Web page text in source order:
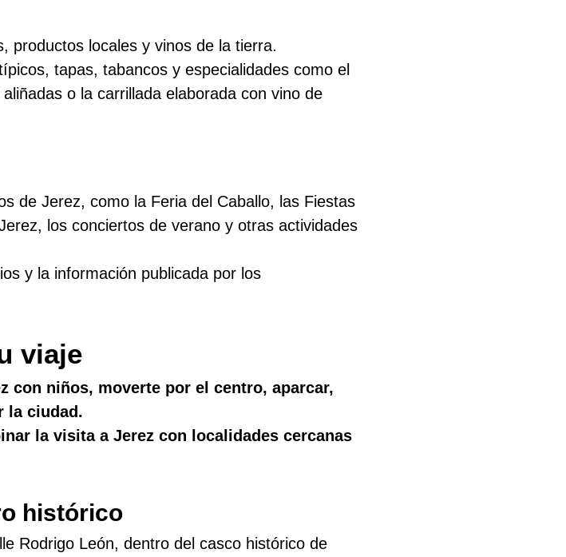
productos locales y vinos de la tierra.
tapas, tabancos y especialidades como el
o la carrillada elaborada con vino de
de Jerez, como la Feria del Caballo, las Fiestas
los conciertos de verano y otras actividades
y la información publicada por los
viaje
con niños, moverte por el centro, aparcar,
la ciudad.
la visita a Jerez con localidades cercanas
histórico
Rodrigo León, dentro del casco histórico de